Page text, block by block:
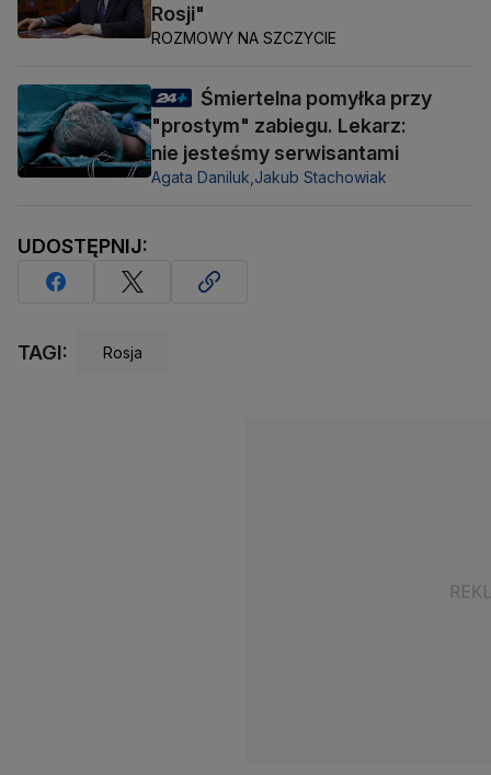
Rosji"
ROZMOWY NA SZCZYCIE
Śmiertelna pomyłka przy
"prostym" zabiegu. Lekarz:
nie jesteśmy serwisantami
Agata Daniluk, Jakub Stachowiak
UDOSTĘPNIJ:
TAGI: Rosja